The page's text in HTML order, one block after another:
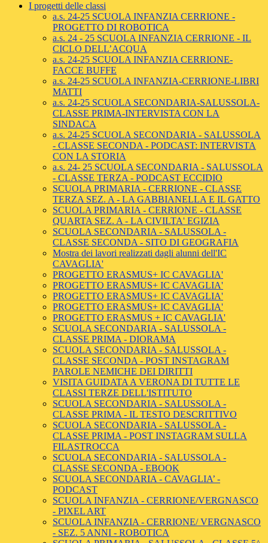
I progetti delle classi
a.s. 24-25 SCUOLA INFANZIA CERRIONE -
PROGETTO DI ROBOTICA
a.s. 24 - 25 SCUOLA INFANZIA CERRIONE - IL
CICLO DELL’ACQUA
a.s. 24-25 SCUOLA INFANZIA CERRIONE-
FACCE BUFFE
a.s. 24-25 SCUOLA INFANZIA-CERRIONE-LIBRI
MATTI
a.s. 24-25 SCUOLA SECONDARIA-SALUSSOLA-
CLASSE PRIMA-INTERVISTA CON LA
SINDACA
a.s. 24-25 SCUOLA SECONDARIA - SALUSSOLA
- CLASSE SECONDA - PODCAST: INTERVISTA
CON LA STORIA
a.s. 24- 25 SCUOLA SECONDARIA - SALUSSOLA
- CLASSE TERZA - PODCAST ECCIDIO
SCUOLA PRIMARIA - CERRIONE - CLASSE
TERZA SEZ. A - LA GABBIANELLA E IL GATTO
SCUOLA PRIMARIA - CERRIONE - CLASSE
QUARTA SEZ. A - LA CIVILTA' EGIZIA
SCUOLA SECONDARIA - SALUSSOLA -
CLASSE SECONDA - SITO DI GEOGRAFIA
Mostra dei lavori realizzati dagli alunni dell'IC
CAVAGLIA'
PROGETTO ERASMUS+ IC CAVAGLIA'
PROGETTO ERASMUS+ IC CAVAGLIA'
PROGETTO ERASMUS+ IC CAVAGLIA'
PROGETTO ERASMUS+ IC CAVAGLIA'
PROGETTO ERASMUS + IC CAVAGLIA'
SCUOLA SECONDARIA - SALUSSOLA -
CLASSE PRIMA - DIORAMA
SCUOLA SECONDARIA - SALUSSOLA -
CLASSE SECONDA - POST INSTAGRAM
PAROLE NEMICHE DEI DIRITTI
VISITA GUIDATA A VERONA DI TUTTE LE
CLASSI TERZE DELL'ISTITUTO
SCUOLA SECONDARIA - SALUSSOLA -
CLASSE PRIMA - IL TESTO DESCRITTIVO
SCUOLA SECONDARIA - SALUSSOLA -
CLASSE PRIMA - POST INSTAGRAM SULLA
FILASTROCCA
SCUOLA SECONDARIA - SALUSSOLA -
CLASSE SECONDA - EBOOK
SCUOLA SECONDARIA - CAVAGLIA’ -
PODCAST
SCUOLA INFANZIA - CERRIONE/VERGNASCO
- PIXEL ART
SCUOLA INFANZIA - CERRIONE/ VERGNASCO
- SEZ. 5 ANNI - ROBOTICA